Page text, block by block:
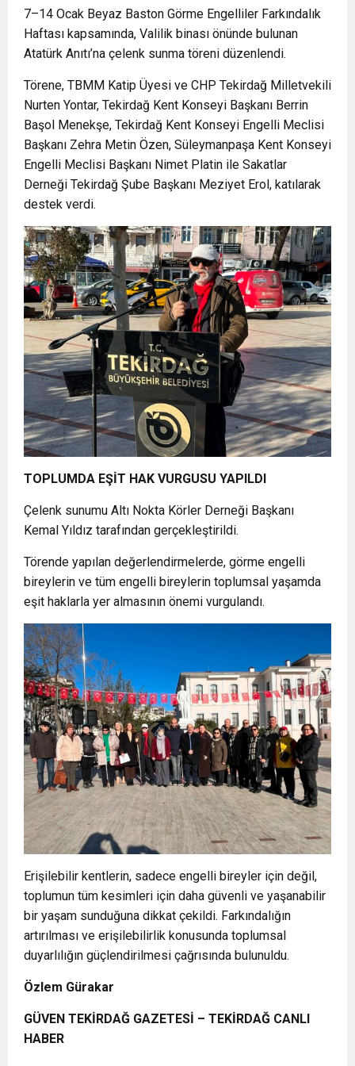
7–14 Ocak Beyaz Baston Görme Engelliler Farkındalık
Haftası kapsamında, Valilik binası önünde bulunan
Atatürk Anıtı’na çelenk sunma töreni düzenlendi.
Törene, TBMM Katip Üyesi ve CHP Tekirdağ Milletvekili
Nurten Yontar, Tekirdağ Kent Konseyi Başkanı Berrin
Başol Menekşe, Tekirdağ Kent Konseyi Engelli Meclisi
Başkanı Zehra Metin Özen, Süleymanpaşa Kent Konseyi
Engelli Meclisi Başkanı Nimet Platin ile Sakatlar
Derneği Tekirdağ Şube Başkanı Meziyet Erol, katılarak
destek verdi.
TOPLUMDA EŞİT HAK VURGUSU YAPILDI
Çelenk sunumu Altı Nokta Körler Derneği Başkanı
Kemal Yıldız tarafından gerçekleştirildi.
Törende yapılan değerlendirmelerde, görme engelli
bireylerin ve tüm engelli bireylerin toplumsal yaşamda
eşit haklarla yer almasının önemi vurgulandı.
Erişilebilir kentlerin, sadece engelli bireyler için değil,
toplumun tüm kesimleri için daha güvenli ve yaşanabilir
bir yaşam sunduğuna dikkat çekildi. Farkındalığın
artırılması ve erişilebilirlik konusunda toplumsal
duyarlılığın güçlendirilmesi çağrısında bulunuldu.
Özlem Gürakar
GÜVEN TEKİRDAĞ GAZETESİ – TEKİRDAĞ CANLI
HABER